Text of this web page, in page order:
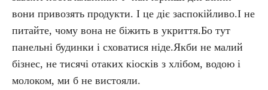
вони привозять продукти. І це діє заспокійливо.І не
питайте, чому вона не біжить в укриття.Бо тут
панельні будинки і сховатися ніде.Якби не малий
бізнес, не тисячі отаких кіосків з хлібом, водою і
молоком, ми б не вистояли.